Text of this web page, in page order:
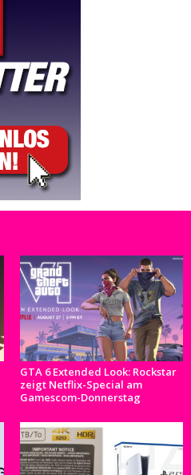
GTA 6 Extended Look: Rockstar
zeigt Netflix-Special am
Gamescom-Donnerstag